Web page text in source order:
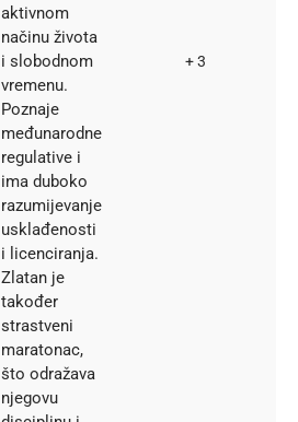
aktivnom
načinu života
i slobodnom
vremenu.
Poznaje
međunarodne
regulative i
ima duboko
razumijevanje
usklađenosti
i licenciranja.
Zlatan je
također
strastveni
maratonac,
što odražava
njegovu
+ 3